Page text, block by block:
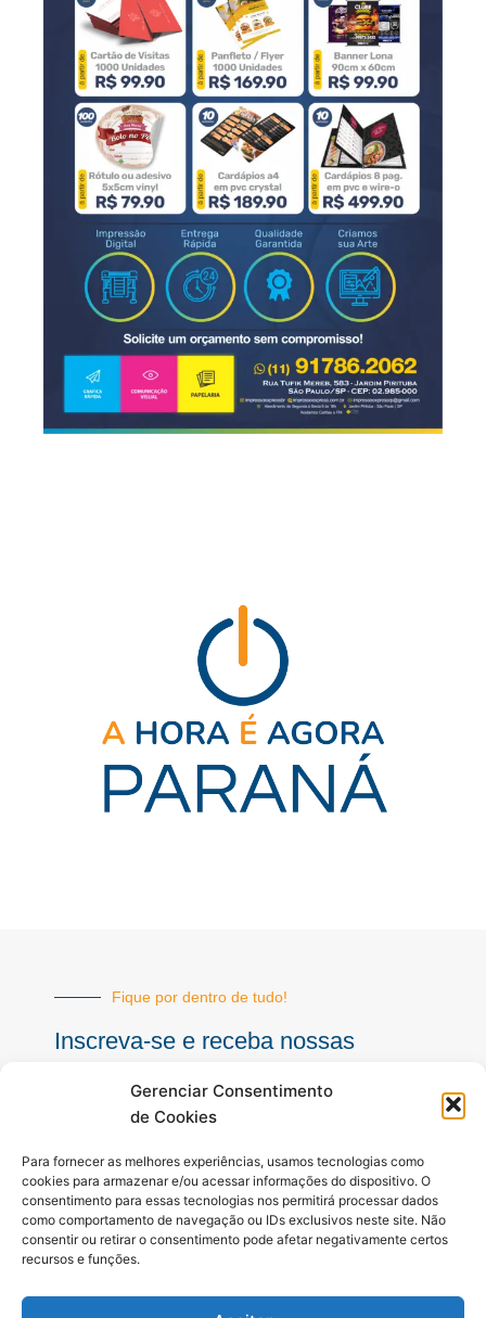
Gerenciar Consentimento
de Cookies
Para fornecer as melhores experiências, usamos tecnologias como
cookies para armazenar e/ou acessar informações do dispositivo. O
consentimento para essas tecnologias nos permitirá processar dados
como comportamento de navegação ou IDs exclusivos neste site. Não
consentir ou retirar o consentimento pode afetar negativamente certos
recursos e funções.
Fique por dentro de tudo!
Inscreva-se e receba nossas
mail
INSCREVER